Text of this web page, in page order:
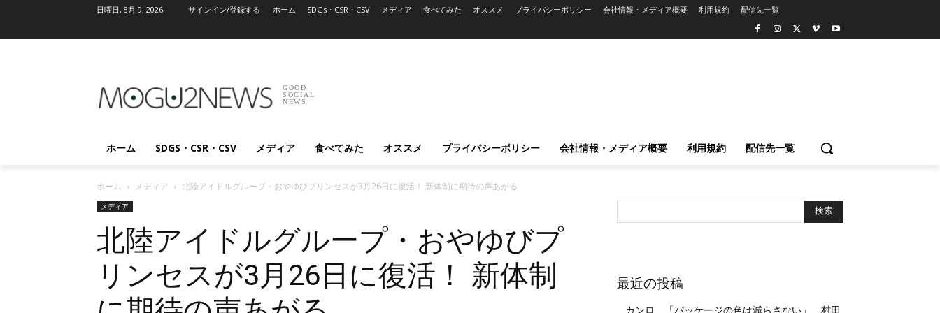
日曜日, 8月 9, 2026 サインイン/登録する ホーム SDGs・CSR・CSV メディア 食べてみた オススメ プライバシーポリシー 会社情報・メディア概要 利用規約 配信先一覧
GOOD
SOCIAL
NEWS
ホーム SDGS・CSR・CSV メディア 食べてみた オススメ プライバシーポリシー 会社情報・メディア概要 利用規約 配信先一覧
ホーム メディア 北陸アイドルグループ・おやゆびプリンセスが3月26日に復活！ 新体制に期待の声あがる
メディア
北陸アイドルグループ・おやゆびプ
リンセスが3月26日に復活！ 新体制
最近の投稿
カンロ、「パッケージの色は減らさない」 村田